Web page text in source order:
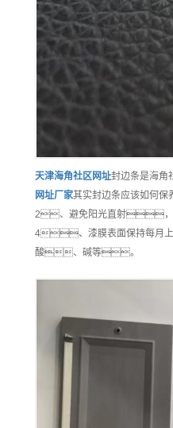
天津海角社区网址封边条是海
网址厂家其实封边条应该如
2、避免阳光直射
4、漆膜表面保持每月
酸、碱等。